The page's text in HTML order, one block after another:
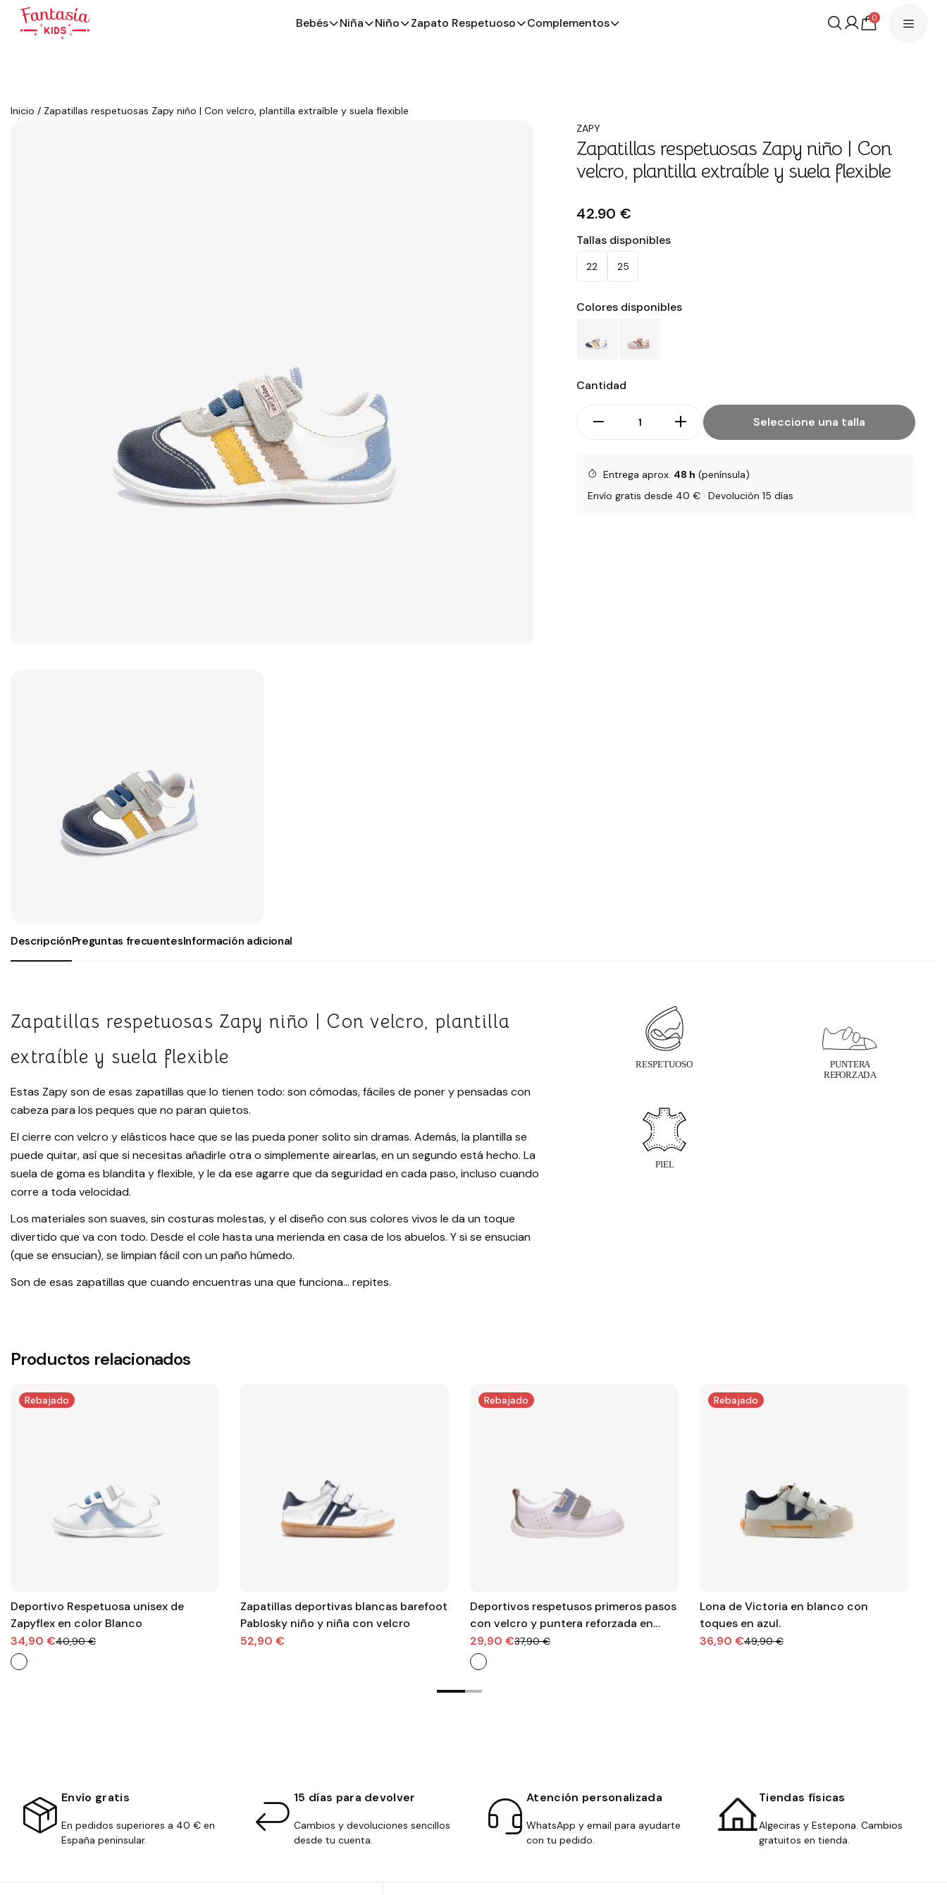
Bebés Niña Niño Zapato Respetuoso Complementos 0
Inicio / Zapatillas respetuosas Zapy niño | Con velcro, plantilla extraíble y suela flexible
ZAPY
Zapatillas respetuosas Zapy niño | Con
velcro, plantilla extraíble y suela flexible
42.90 €
Tallas disponibles
22 25
Colores disponibles
Cantidad
Seleccione una talla
Entrega aprox. 48 h (península)
Envío gratis desde 40 € · Devolución 15 días
DescripciónPreguntas frecuentesInformación adicional
Zapatillas respetuosas Zapy niño | Con velcro, plantilla
extraíble y suela flexible
Estas Zapy son de esas zapatillas que lo tienen todo: son cómodas, fáciles de poner y pensadas con
cabeza para los peques que no paran quietos.
El cierre con velcro y elásticos hace que se las pueda poner solito sin dramas. Además, la plantilla se
puede quitar, así que si necesitas añadirle otra o simplemente airearlas, en un segundo está hecho. La
suela de goma es blandita y flexible, y le da ese agarre que da seguridad en cada paso, incluso cuando
corre a toda velocidad.
Los materiales son suaves, sin costuras molestas, y el diseño con sus colores vivos le da un toque
divertido que va con todo. Desde el cole hasta una merienda en casa de los abuelos. Y si se ensucian
(que se ensucian), se limpian fácil con un paño húmedo.
Son de esas zapatillas que cuando encuentras una que funciona… repites.
Productos relacionados
Rebajado
Deportivo Respetuosa unisex de
Zapyflex en color Blanco
34,90 €40,90 €
Zapatillas deportivas blancas barefoot
Pablosky niño y niña con velcro
52,90 €
Rebajado
Deportivos respetusos primeros pasos
con velcro y puntera reforzada en
blanco con tiras en azul y verde.
29,90 €37,90 €
Rebajado
Lona de Victoria en blanco con
toques en azul.
36,90 €49,90 €
Envío gratis
En pedidos superiores a 40 € en
España peninsular.
15 días para devolver
Cambios y devoluciones sencillos
desde tu cuenta.
Atención personalizada
WhatsApp y email para ayudarte
con tu pedido.
Tiendas físicas
Algeciras y Estepona. Cambios
gratuitos en tienda.